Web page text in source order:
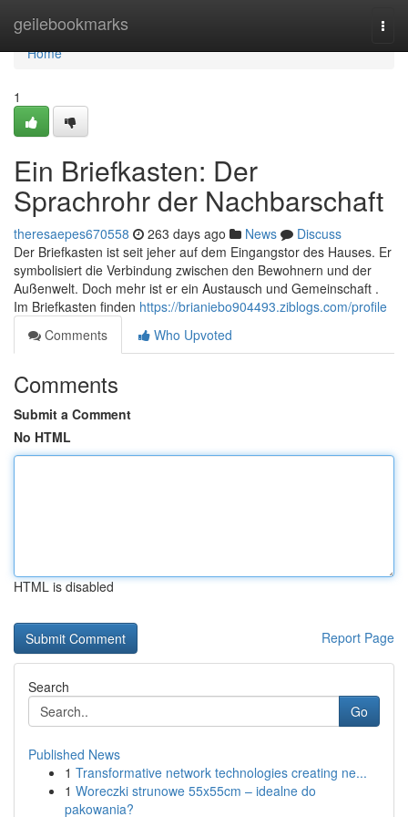
geilebookmarks
Home
Home
1
Ein Briefkasten: Der
Sprachrohr der Nachbarschaft
theresaepes670558 263 days ago News
Discuss
Der Briefkasten ist seit jeher auf dem Eingangstor des Hauses. Er
symbolisiert die Verbindung zwischen den Bewohnern und der
Außenwelt. Doch mehr ist er ein Austausch und Gemeinschaft .
Im Briefkasten finden https://brianiebo904493.ziblogs.com/profile
Comments
Who Upvoted
Comments
Submit a Comment
No HTML
HTML is disabled
Report Page
Search
Go
Published News
1 Transformative network technologies creating ne...
1 Woreczki strunowe 55x55cm – idealne do
pakowania?